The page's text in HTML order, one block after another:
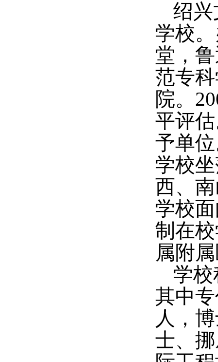
绍
学校
堂，
范专
院。
平评
予单
学校
西、
学校
制在
属附
学
其中
人，
士、